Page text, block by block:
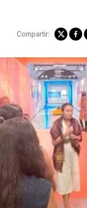
Compartir: